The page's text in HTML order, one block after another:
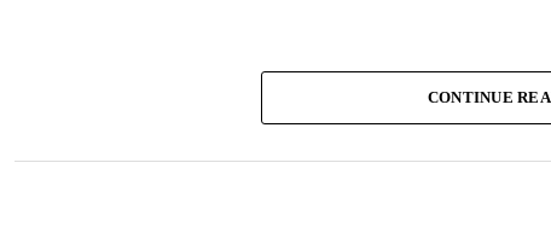
CONTINUE